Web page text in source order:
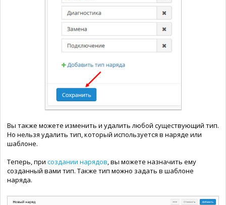
Вы также можете изменить и удалить любой существующий тип.
Но нельзя удалить тип, который используется в наряде или
шаблоне.
Теперь, при создании нарядов, вы можете назначить ему
созданный вами тип. Также тип можно задать в шаблоне
наряда.